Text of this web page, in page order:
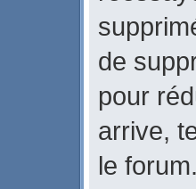
de
pour
arrive,
le forum.